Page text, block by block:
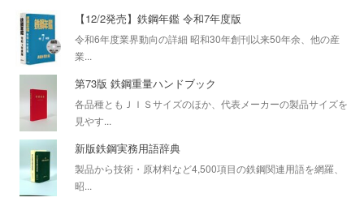
【12/2発売】鉄鋼年鑑 令和7年度版
令和6年度業界動向の詳細 昭和30年創刊以来50年余、他の産
業...
第73版 鉄鋼重量ハンドブック
各品種ともＪＩＳサイズのほか、代表メーカーの製品サイズを
見やす...
新版鉄鋼実務用語辞典
製品から技術・原材料など4,500項目の鉄鋼関連用語を網羅、
昭...